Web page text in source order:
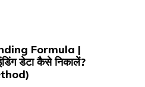
Formula |
डेटा कैसे निकालें?